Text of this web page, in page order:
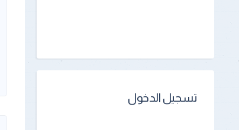
تسجيل الدخول